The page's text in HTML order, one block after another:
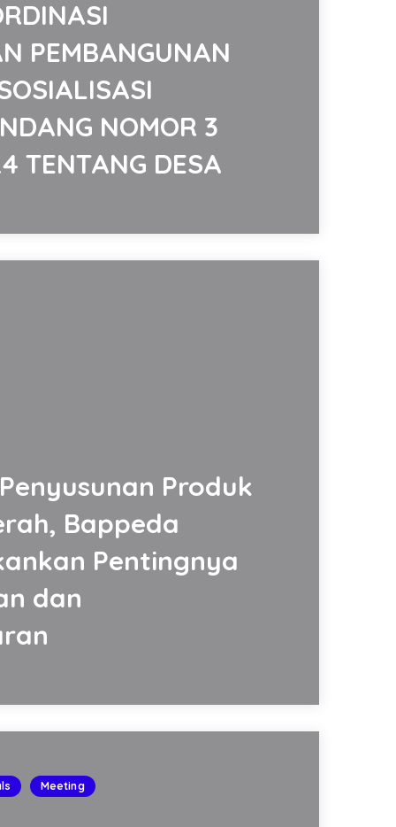
PEMBANGUNAN
NOMOR 3
TENTANG DESA
Produk
Bappeda
Pentingnya
dan
Meeting